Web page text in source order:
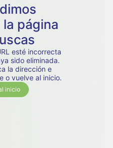
página
esté incorrecta
sido eliminada.
la dirección e
o vuelve al inicio.
inicio